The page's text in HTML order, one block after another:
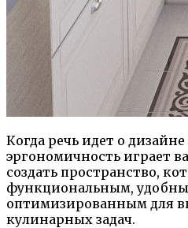
Когда речь идет о
эргономичность играет
создать пространство,
функциональным,
оптимизированным для
кулинарных задач.